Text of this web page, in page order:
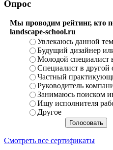
Опрос
Мы проводим рейтинг, кто
landscape-school.ru
Увлекаюсь данной
Будущий дизайнер
Молодой специалист
Специалист в другой
Частный
Руководитель
Занимаюсь поиском
Ищу исполнителя
Другое
Смотреть все сертификаты